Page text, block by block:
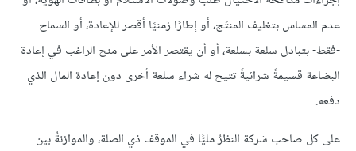
عدم المساس بتغليف المنتَج، أو إطارًا زمنيًا أقصر للإعادة، أو السماح
-فقط- بتبادل سلعة بسلعة، أو أن يقتصر الأمر على منح الراغب في إعادة
البضاعة قسيمةً شرائيةً تتيح له شراء سلعة أخرى دون إعادة المال الذي
دفعه.
على كل صاحب شركة النظرُ مليًّا في الموقف ذي الصلة، والموازنةُ بين